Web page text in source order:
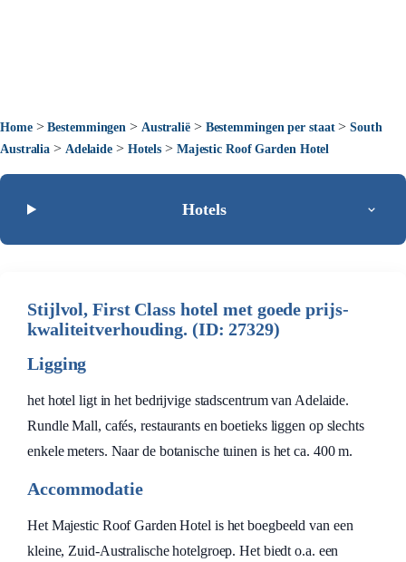
Home>Bestemmingen > Australië> Bestemmingen per staat>South
Australia > Adelaide > Hotels > Majestic Roof Garden Hotel
Hotels
Stijlvol, First Class hotel met goede prijs-
kwaliteitverhouding. (ID: 27329)
Ligging
het hotel ligt in het bedrijvige stadscentrum van Adelaide.
Rundle Mall, cafés, restaurants en boetieks liggen op slechts
enkele meters. Naar de botanische tuinen is het ca. 400 m.
Accommodatie
Het Majestic Roof Garden Hotel is het boegbeeld van een
kleine, Zuid-Australische hotelgroep. Het biedt o.a. een